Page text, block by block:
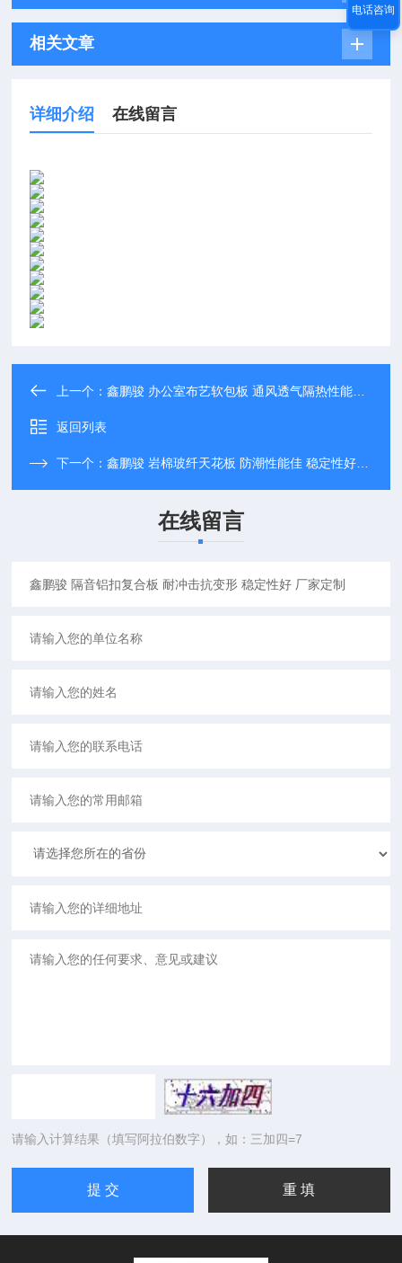
相关文章
详细介绍 在线留言
上一个：鑫鹏骏 办公室布艺软包板 通风透气隔热性能优安装简便批量供应
返回列表
下一个：鑫鹏骏 岩棉玻纤天花板 防潮性能佳 稳定性好 支持定制
在线留言
请输入计算结果（填写阿拉伯数字），如：三加四=7
电话咨询